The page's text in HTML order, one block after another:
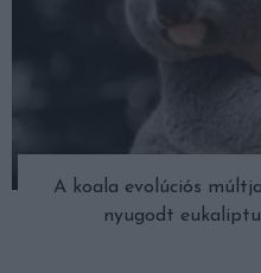
A koala evolúciós
nyugodt